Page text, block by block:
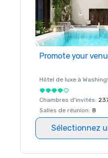
Promote your
Hôtel de luxe à
Chambres d'invités:
Salles de réunion: 8
Sélectionnez